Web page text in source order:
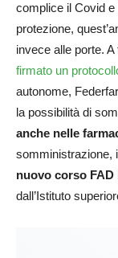
complice il Covid e
protezione,
invece alle porte.
firmato un
autonome,
la possibilità di
anche nelle
somministrazione,
nuovo corso
dall’Istituto